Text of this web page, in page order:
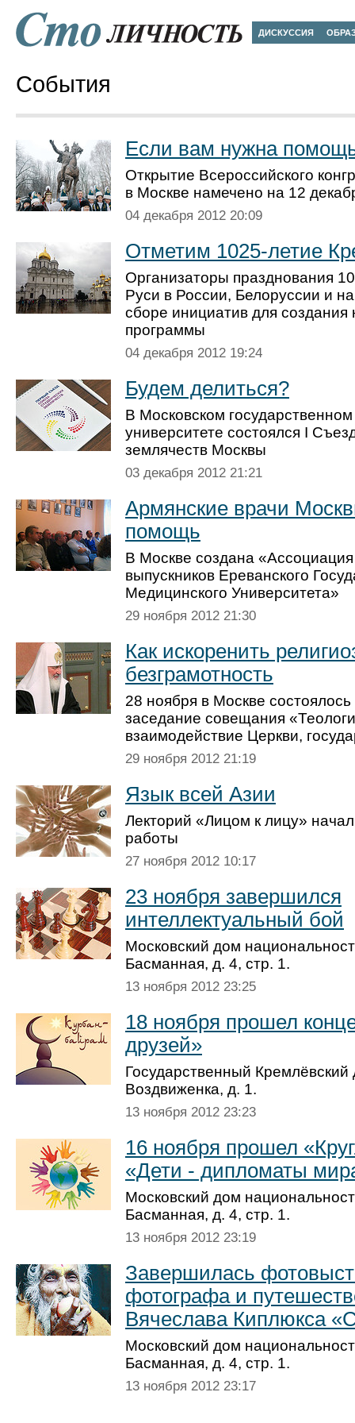
ДИСКУССИЯ
События
Если вам нужна
Открытие Всероссийского
в Москве намечено на 12
04 декабря 2012 20:09
Отметим 1025-летие
Организаторы празд­нования
Руси в России, Белоруссии и
сборе инициатив для создания
программы
04 декабря 2012 19:24
Будем делиться?
В Московском
университете состоялся I
землячеств Москвы
03 декабря 2012 21:21
Армянские врачи
помощь
В Москве создана
выпускников Ереванского
Медицинского Университета»
29 ноября 2012 21:30
Как искоренить
безграмотность
28 ноября в Москве
заседание совещания
взаимодействие Церкви,
29 ноября 2012 21:19
Язык всей Азии
Лекторий «Лицом к лицу»
работы
27 ноября 2012 10:17
23 ноября завершился
интеллектуальный бой
Московский дом
Басманная, д. 4, стр. 1.
13 ноября 2012 23:25
18 ноября прошел
друзей»
Государственный Кремлёв­ский
Воздвиженка, д. 1.
13 ноября 2012 23:23
16 ноября прошел
«Дети - дипломаты
Московский дом
Басманная, д. 4, стр. 1.
13 ноября 2012 23:19
Завершилась
фотографа и
Вячеслава Киплюкса
Московский дом
Басманная, д. 4, стр. 1.
13 ноября 2012 23:17